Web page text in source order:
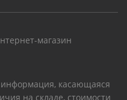
магазин
информация, касающаяся
на складе, стоимости